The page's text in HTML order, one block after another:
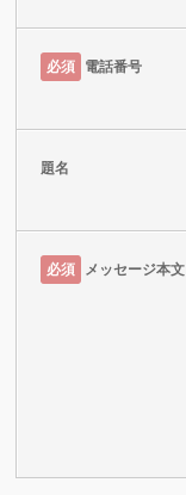
必須 電話番号
題名
必須 メッセージ本文